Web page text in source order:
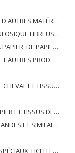
BASKETWARE ET WICKERWORK
(DÉCHETS ET DÉCHETS)
OU DE CARTON
TYPESCRIPTS ET PLANS
ET TISSU TISSÉ
DE FILS DE PAPIER
TEXTILES SYNTHETIQUES
CÂBLES ET ARTICLES ASSOCIÉS